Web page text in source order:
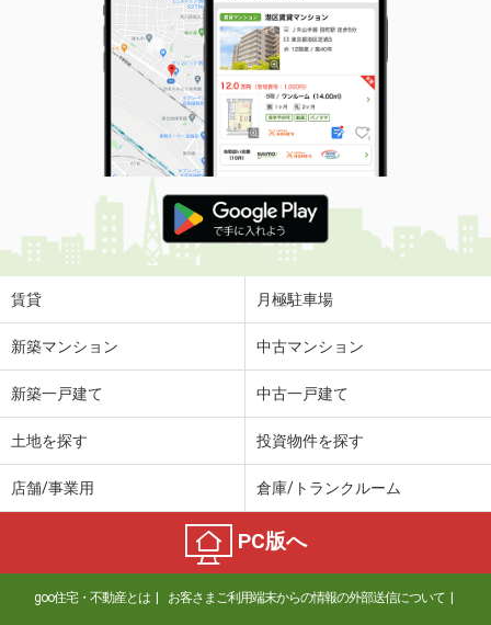
賃貸 月極駐車場
新築マンション 中古マンション
新築一戸建て 中古一戸建て
土地を探す 投資物件を探す
店舗/事業用 倉庫/トランクルーム
PC版へ
goo住宅・不動産とは お客さまご利用端末からの情報の外部送信について